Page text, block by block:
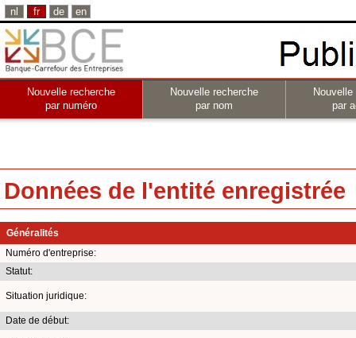
nl fr de en
Nouvelle recherche
par numéro
Nouvelle recherche
par nom
par
Données de l'entité enregistrée
Généralités
Numéro d'entreprise:
Statut:
Situation juridique:
Date de début: